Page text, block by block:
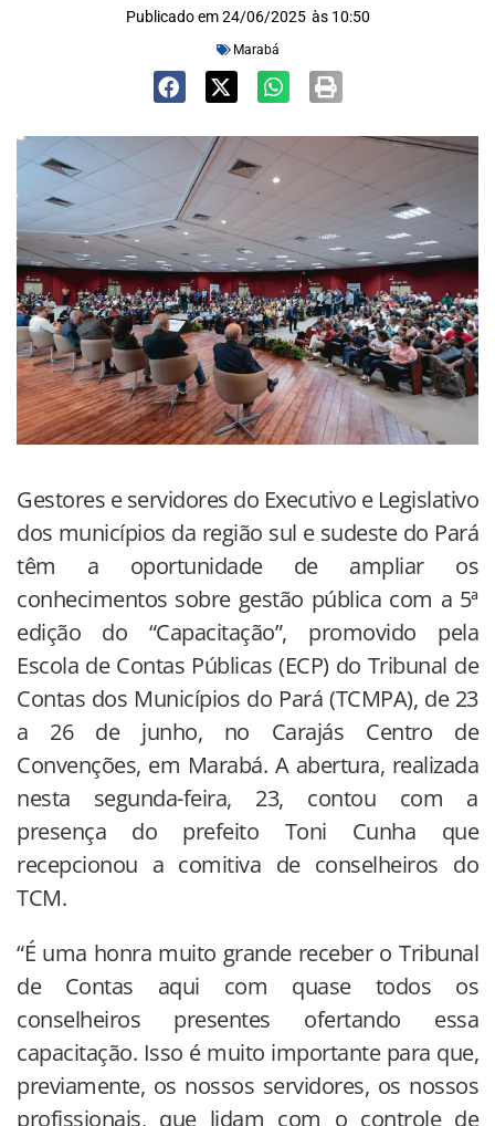
Publicado em 24/06/2025 às 10:50
Marabá
Gestores e servidores do Executivo e Legislativo
dos municípios da região sul e sudeste do Pará
têm a oportunidade de ampliar os
conhecimentos sobre gestão pública com a 5ª
edição do “Capacitação”, promovido pela
Escola de Contas Públicas (ECP) do Tribunal de
Contas dos Municípios do Pará (TCMPA), de 23
a 26 de junho, no Carajás Centro de
Convenções, em Marabá. A abertura, realizada
nesta segunda-feira, 23, contou com a
presença do prefeito Toni Cunha que
recepcionou a comitiva de conselheiros do
TCM.
“É uma honra muito grande receber o Tribunal
de Contas aqui com quase todos os
conselheiros presentes ofertando essa
capacitação. Isso é muito importante para que,
previamente, os nossos servidores, os nossos
profissionais, que lidam com o controle de